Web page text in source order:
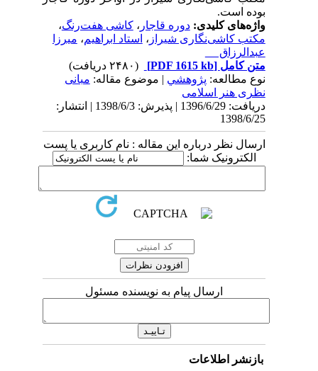
بوده است.
واژه‌های کلیدی:دوره قاجار، کاشی هفت‌رنگ ،
مکتب کاشی‌نگاری شیراز ،استاد ابراهیم، میرزا
عبدالرزاق
متن کامل[PDF 1615 kb]
(۲۴۸۰ دریافت)
نوع مطالعه: پژوهشي | موضوع مقاله:مبانی
نظری هنر اسلامی
دریافت: 1396/6/29 | پذیرش: 1398/6/3 | انتشار:
1398/6/25
ارسال نظر درباره این مقاله : نام کاربری یا پست
الکترونیک شما:
ارسال پیام به نویسنده مسئول
بازنشر اطلاعات